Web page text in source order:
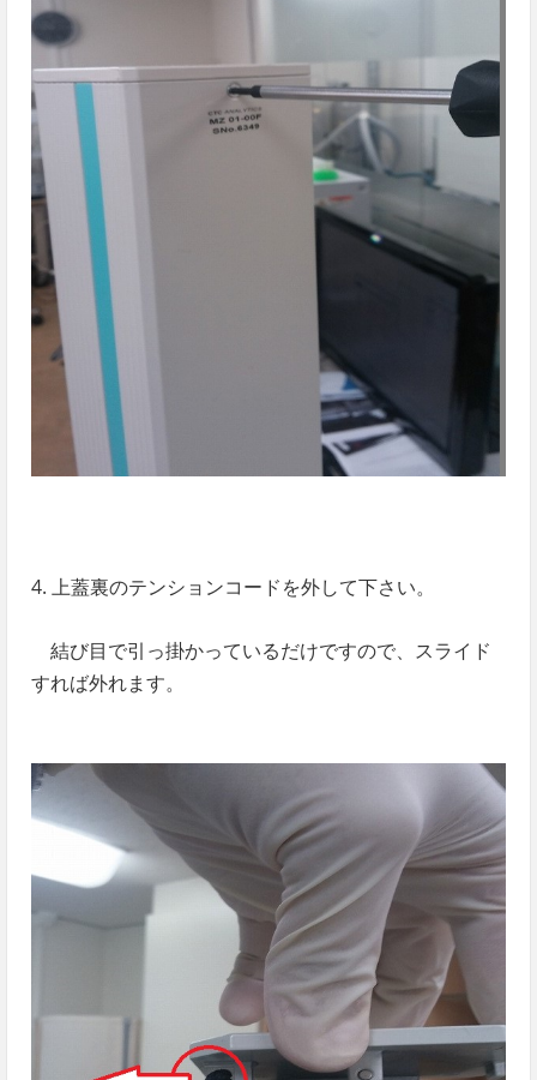
4. 上蓋裏のテンションコードを外して下さい。
結び目で引っ掛かっているだけですので、スライド
すれば外れます。